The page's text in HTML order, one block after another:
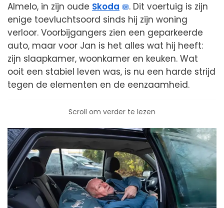
Almelo, in zijn oude Skoda
. Dit voertuig is zijn
enige toevluchtsoord sinds hij zijn woning
verloor. Voorbijgangers zien een geparkeerde
auto, maar voor Jan is het alles wat hij heeft:
zijn slaapkamer, woonkamer en keuken. Wat
ooit een stabiel leven was, is nu een harde strijd
tegen de elementen en de eenzaamheid.
Scroll om verder te lezen